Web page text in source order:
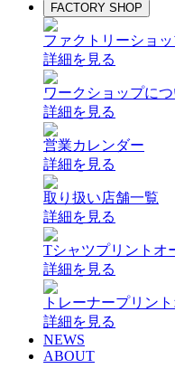
FACTORY SHOP
ファクトリーショッ
詳細を見る
ワークショップにつ
詳細を見る
営業カレンダー
詳細を見る
取り扱い店舗一覧
詳細を見る
Tシャツプリントオ
詳細を見る
トレーナープリン
詳細を見る
NEWS
ABOUT